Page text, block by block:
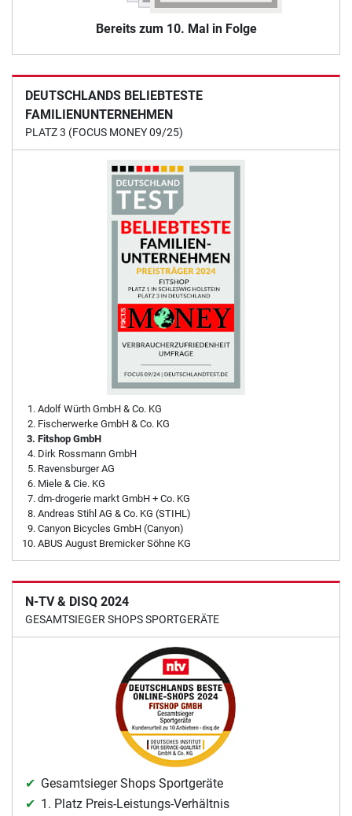
Bereits zum 10. Mal in Folge
DEUTSCHLANDS BELIEBTESTE
FAMILIENUNTERNEHMEN
PLATZ 3 (FOCUS MONEY 09/25)
Adolf Würth GmbH & Co. KG
Fischerwerke GmbH & Co. KG
Fitshop GmbH
Dirk Rossmann GmbH
Ravensburger AG
Miele & Cie. KG
dm-drogerie markt GmbH + Co. KG
Andreas Stihl AG & Co. KG (STIHL)
Canyon Bicycles GmbH (Canyon)
ABUS August Bremicker Söhne KG
N-TV & DISQ 2024
GESAMTSIEGER SHOPS SPORTGERÄTE
Gesamtsieger Shops Sportgeräte
1. Platz Preis-Leistungs-Verhältnis